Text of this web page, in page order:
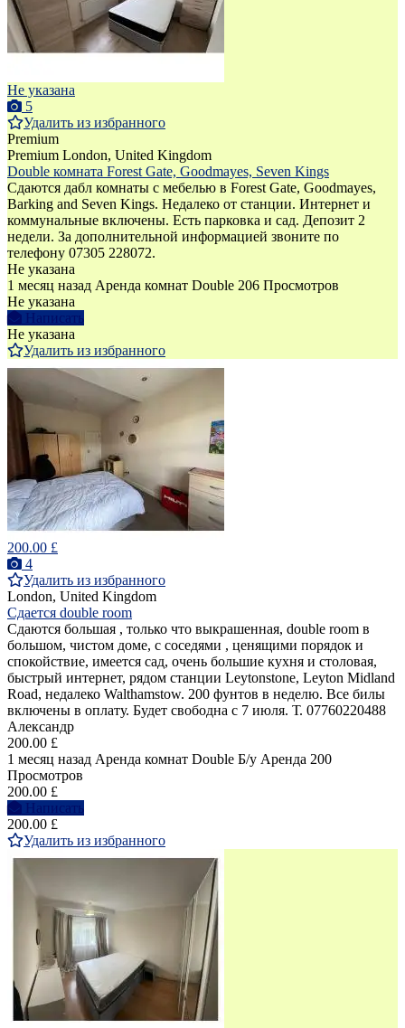
Не указана
5
Удалить из избранного
Premium
Premium London, United Kingdom
Double комната Forest Gate, Goodmayes, Seven Kings
Сдаются дабл комнаты с мебелью в Forest Gate, Goodmayes,
Barking and Seven Kings. Недалеко от станции. Интернет и
коммунальные включены. Есть парковка и сад. Депозит 2
недели. За дополнительной информацией звоните по
телефону 07305 228072.
Не указана
1 месяц назад Аренда комнат Double 206 Просмотров
Не указана
Написать
Не указана
Удалить из избранного
200.00 £
4
Удалить из избранного
London, United Kingdom
Сдается double room
Сдаются большая , только что выкрашенная, double room в
большом, чистом доме, с соседями , ценящими порядок и
спокойствие, имеется сад, очень большие кухня и столовая,
быстрый интернет, рядом станции Leytonstone, Leyton Midland
Road, недалеко Walthamstow. 200 фунтов в неделю. Все билы
включены в оплату. Будет свободна с 7 июля. Т. 07760220488
Александр
200.00 £
1 месяц назад Аренда комнат Double Б/у Аренда 200
Просмотров
200.00 £
Написать
200.00 £
Удалить из избранного